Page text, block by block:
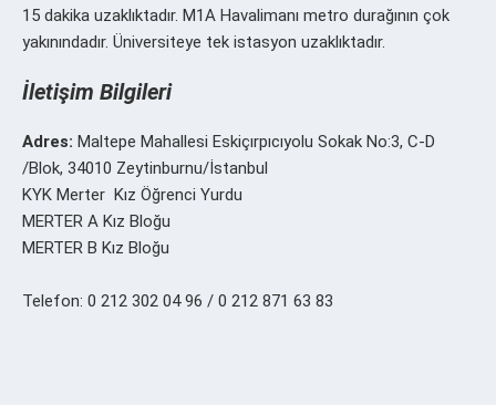
15 dakika uzaklıktadır. M1A Havalimanı metro durağının çok
yakınındadır. Üniversiteye tek istasyon uzaklıktadır.
İletişim Bilgileri
Adres: Maltepe Mahallesi Eskiçırpıcıyolu Sokak No:3, C-D
/Blok, 34010 Zeytinburnu/İstanbul
KYK Merter Kız Öğrenci Yurdu
MERTER A Kız Bloğu
MERTER B Kız Bloğu
Telefon: 0 212 302 04 96 / 0 212 871 63 83